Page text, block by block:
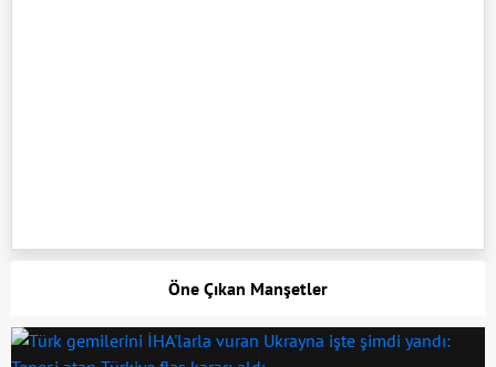
Öne Çıkan Manşetler